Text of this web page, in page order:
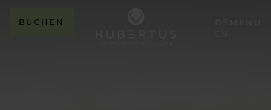
BUCHEN